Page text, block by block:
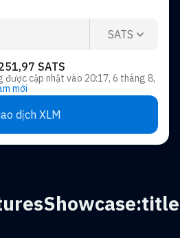
SATS
SATS
cập nhật vào 20:17, 6 tháng 8,
mới
dịch XLM